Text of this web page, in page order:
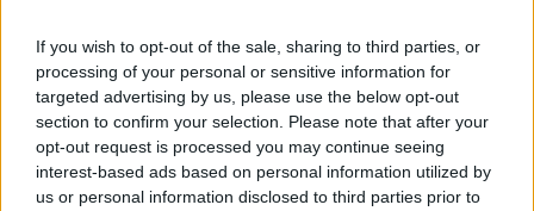
If you wish to opt-out of the sale, sharing to third parties, or
processing of your personal or sensitive information for
targeted advertising by us, please use the below opt-out
section to confirm your selection. Please note that after your
opt-out request is processed you may continue seeing
interest-based ads based on personal information utilized by
us or personal information disclosed to third parties prior to
Kövess minket, és értesülj a friss hírekről a
Facebookon is!
Követem